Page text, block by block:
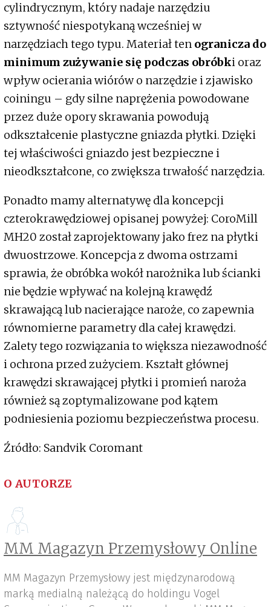
cylindrycznym, który nadaje narzędziu
sztywność niespotykaną wcześniej w
narzędziach tego typu. Materiał ten ogranicza do
minimum zużywanie się podczas obróbki oraz
wpływ ocierania wiórów o narzędzie i zjawisko
coiningu – gdy silne naprężenia powodowane
przez duże opory skrawania powodują
odkształcenie plastyczne gniazda płytki. Dzięki
tej właściwości gniazdo jest bezpieczne i
nieodkształcone, co zwiększa trwałość narzędzia.
Ponadto mamy alternatywę dla koncepcji
czterokrawędziowej opisanej powyżej: CoroMill
MH20 został zaprojektowany jako frez na płytki
dwuostrzowe. Koncepcja z dwoma ostrzami
sprawia, że obróbka wokół narożnika lub ścianki
nie będzie wpływać na kolejną krawędź
skrawającą lub nacierające naroże, co zapewnia
równomierne parametry dla całej krawędzi.
Zalety tego rozwiązania to większa niezawodność
i ochrona przed zużyciem. Kształt głównej
krawędzi skrawającej płytki i promień naroża
również są zoptymalizowane pod kątem
podniesienia poziomu bezpieczeństwa procesu.
Źródło: Sandvik Coromant
O AUTORZE
MM Magazyn Przemysłowy Online
MM Magazyn Przemysłowy jest międzynarodową
marką medialną należącą do holdingu Vogel